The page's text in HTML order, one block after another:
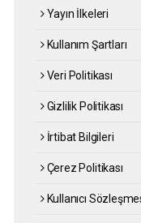
Yayın İlkeleri
Kullanım Şartları
Veri Politikası
Gizlilik Politikası
İrtibat Bilgileri
Çerez Politikası
Kullanıcı